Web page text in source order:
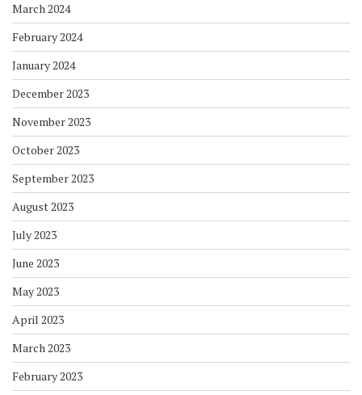
March 2024
February 2024
January 2024
December 2023
November 2023
October 2023
September 2023
August 2023
July 2023
June 2023
May 2023
April 2023
March 2023
February 2023